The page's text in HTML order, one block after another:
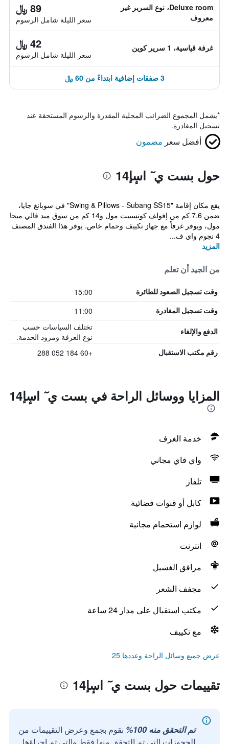
Deluxe room، نوع السرير غير
معروف
89 ﷼
سعر الليلة شامل الرسوم
غرفة قياسية، 1 سرير كوين 42 ﷼
سعر الليلة شامل الرسوم
3 صفقات إضافية ابتداءً من 60 ﷼
*يشمل المجموع الضرائب المحلية المقدرة والرسوم المستحقة عند
تسجيل المغادرة.
أفضل سعر مضمون
حول بست ي ٓ اسٕإ14
يقع مكان إقامة "Swing & Pillows - Subang SS15" في سوبانغ جايا،
ضمن 7.6 كم من إفولف كونسيبت مول و14 كم من سوق ميد فالي ميجا
مول، ويوفر غرفاً مع جهاز تكييف وحمام خاص. يوفر هذا الفندق المصنف
4 نجوم واي ف...
المزيد
من الجيد أن تعلم
وقت تسجيل الصعود للطائرة 15:00
وقت تسجيل المغادرة 11:00
الدفع والإلغاء
تختلف السياسات حسب
نوع الغرفة ومزود الخدمة.
رقم مكتب الاستقبال +60 184 052 288
المزايا ووسائل الراحة في بست ي ٓ اسٕإ14
خدمة الغرف
واي فاي مجاني
تلفاز
كابل أو قنوات فضائية
لوازم استحمام مجانية
انترنت
مرافق الغسيل
مجفف الشعر
مكتب استقبال على مدار 24 ساعة
مع تكييف
عرض جميع وسائل الراحة وعددها 25
تقييمات حول بست ي ٓ اسٕإ14
تم التحقق منه 100%
نقوم بجمع وعرض التقييمات من